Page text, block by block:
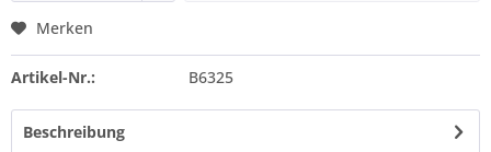
Merken
Artikel-Nr.: B6325
Beschreibung